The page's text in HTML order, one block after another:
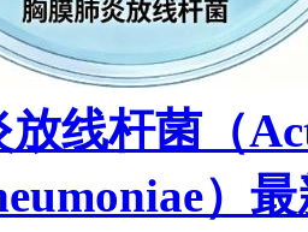
放线杆菌（
）